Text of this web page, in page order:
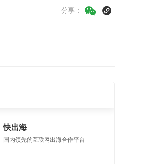
分享：
快出海
国内领先的互联网出海合作平台